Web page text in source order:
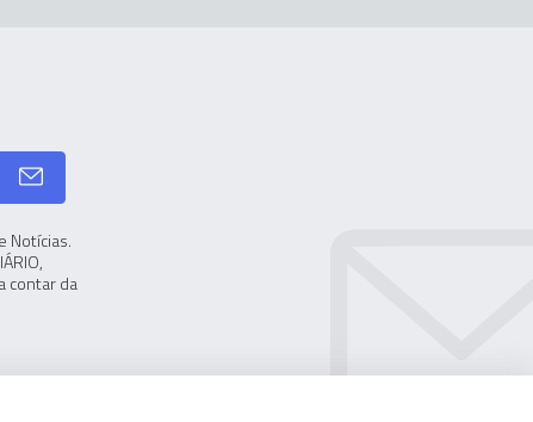
Notícias.
contar da